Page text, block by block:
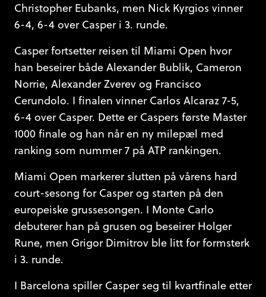
Christopher Eubanks, men Nick Kyrgios vinner
6-4, 6-4 over Casper i 3. runde.
Casper fortsetter reisen til Miami Open hvor
han beseirer både Alexander Bublik, Cameron
Norrie, Alexander Zverev og Francisco
Cerundolo. I finalen vinner Carlos Alcaraz 7-5,
6-4 over Casper. Dette er Caspers første Master
1000 finale og han når en ny milepæl med
ranking som nummer 7 på ATP rankingen.
Miami Open markerer slutten på vårens hard
court-sesong for Casper og starten på den
europeiske grussesongen. I Monte Carlo
debuterer han på grusen og beseirer Holger
Rune, men Grigor Dimitrov ble litt for formsterk
i 3. runde.
I Barcelona spiller Casper seg til kvartfinale etter